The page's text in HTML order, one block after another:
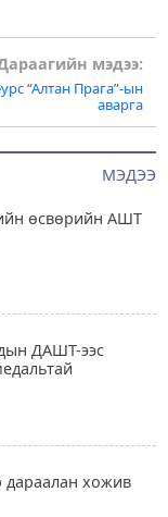
МЭДЭЭ
өсвөрийн АШТ
ДАШТ-ээс
хожив
мэдээ:
“Алтан Прага”-ын
аварга